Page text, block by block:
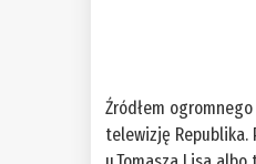
Źródłem
telewizję Republika.